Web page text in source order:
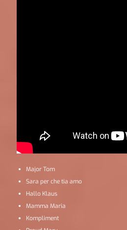
Major Tom
Sara per che tia amo
Hallo Klaus
Mamma Maria
Kompliment